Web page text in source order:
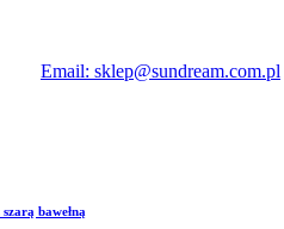
Email: sklep@sundream.com.pl
bawełną